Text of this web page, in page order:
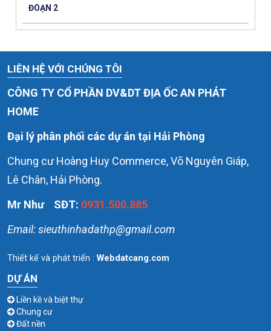
ĐOẠN 2
LIÊN HỆ VỚI CHÚNG TÔI
CÔNG TY CỔ PHẦN DV&DT ĐỊA ỐC AN PHÁT
HOME
Đại lý phân phối các dự án tại Hải Phòng
Chung cư Hoàng Huy Commerce, Võ Nguyên Giáp,
Lê Chân, Hải Phòng.
Mr Như SĐT: 0931.500.885
Email: sieuthinhadathp@gmail.com
DỰ ÁN
Liền kề và biệt thự
Chung cư
Đất nền